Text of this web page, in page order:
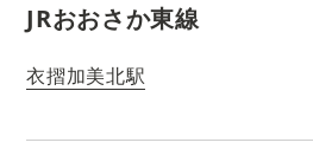
JRおおさか東線
衣摺加美北駅